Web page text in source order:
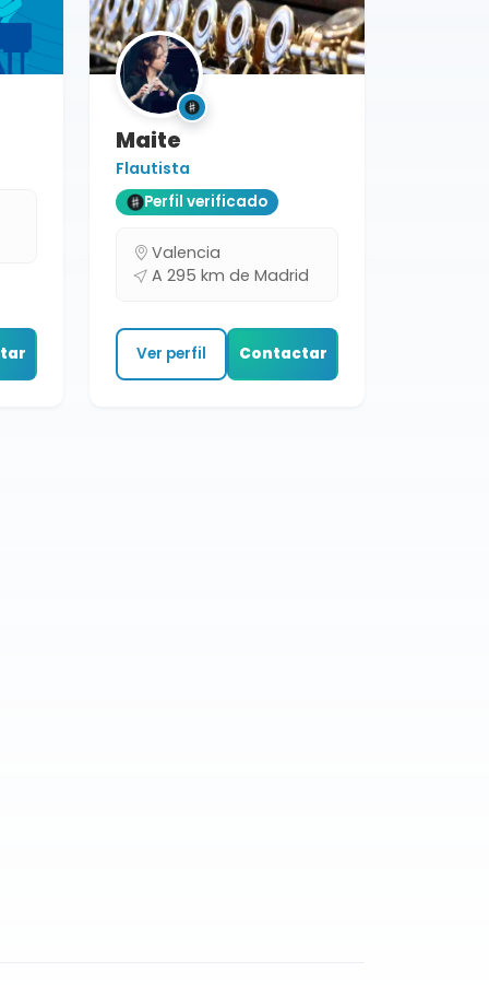
Maite
Flautista
Perfil verificado
Valencia
A 295 km de Madrid
Ver perfil Contactar